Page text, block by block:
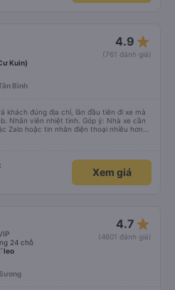
4.9 star_rate
(761 đánh giá)
Kuin)
Bình
khách đúng địa chỉ, lần đầu tiên đi xe mà
Nhân viên nhiệt tình. Góp ý: Nhà xe cần
Zalo hoặc tin nhắn điện thoại nhiều hơn
là khách đặt vé qua App. Chân thành
Xem giá
24 chỗ
4.7 star_rate
(4601 đánh giá)